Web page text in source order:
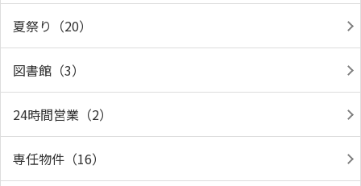
夏祭り（20）
図書館（3）
24時間営業（2）
専任物件（16）